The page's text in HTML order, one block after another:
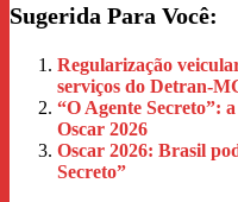
Sugerida Para Você:
Regularização
serviços do Detran-
“O Agente Secreto”:
Oscar 2026
Oscar 2026: Brasil
Secreto”